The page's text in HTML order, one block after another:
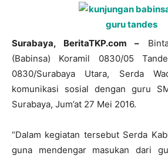
Surabaya, BeritaTKP.com –
(Babinsa) Koramil 0830/05
0830/Surabaya Utara, Serda
komunikasi sosial dengan guru
Surabaya, Jum’at 27 Mei 2016.
“Dalam kegiatan tersebut Serda
guna mendengar masukan dari